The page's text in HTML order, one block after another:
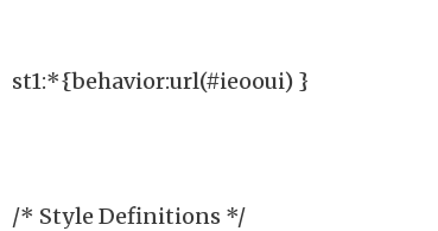
st1:*{behavior:url(#ieooui) }
/* Style Definitions */